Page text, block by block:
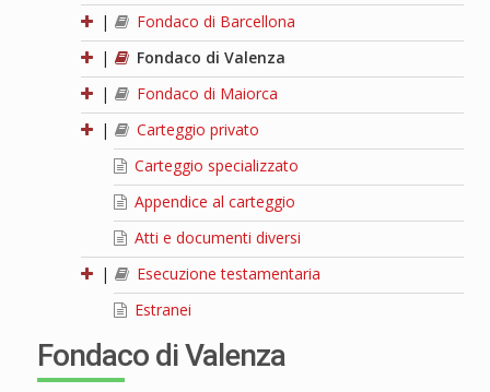
|
Fondaco di Barcellona
|
Fondaco di Valenza
|
Fondaco di Maiorca
|
Carteggio privato
Carteggio specializzato
Appendice al carteggio
Atti e documenti diversi
|
Esecuzione testamentaria
Estranei
Fondaco di Valenza